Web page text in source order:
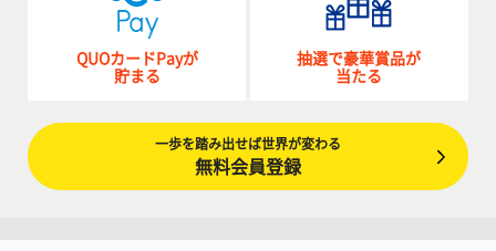
QUOカードPayが
貯まる
抽選で豪華賞品が
当たる
一歩を踏み出せば世界が変わる
無料会員登録